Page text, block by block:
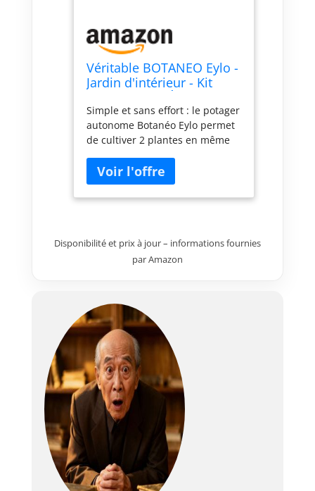
Véritable BOTANEO Eylo -
Jardin d'intérieur - Kit
LED Automatique
Simple et sans effort : le potager
autonome Botanéo Eylo permet
de cultiver 2 plantes en même
inclus : Basilic et Persil Eclairage
LED automatique Autonome en
eau 2 à 3 semaines Compatible
Disponibilité et prix à jour – informations fournies
par Amazon